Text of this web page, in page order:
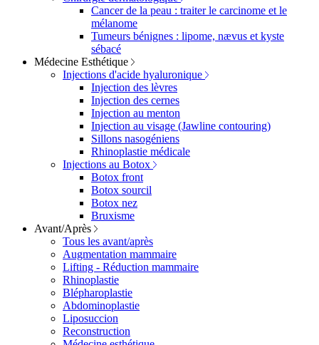
Cancer de la peau : traiter le carcinome et le
mélanome
Tumeurs bénignes : lipome, nævus et kyste
sébacé
Médecine Esthétique
Injections d'acide hyaluronique
Injection des lèvres
Injection des cernes
Injection au menton
Injection au visage (Jawline contouring)
Sillons nasogéniens
Rhinoplastie médicale
Injections au Botox
Botox front
Botox sourcil
Botox nez
Bruxisme
Avant/Après
Tous les avant/après
Augmentation mammaire
Lifting - Réduction mammaire
Rhinoplastie
Blépharoplastie
Abdominoplastie
Liposuccion
Reconstruction